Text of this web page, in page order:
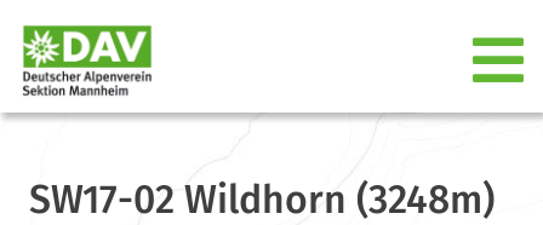
SW17-02 Wildhorn (3248m)